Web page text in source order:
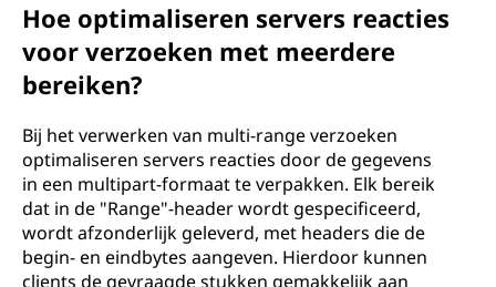
Hoe optimaliseren servers reacties
voor verzoeken met meerdere
bereiken?
Bij het verwerken van multi-range verzoeken
optimaliseren servers reacties door de gegevens
in een multipart-formaat te verpakken. Elk bereik
dat in de "Range"-header wordt gespecificeerd,
wordt afzonderlijk geleverd, met headers die de
begin- en eindbytes aangeven. Hierdoor kunnen
clients de gevraagde stukken gemakkelijk aan